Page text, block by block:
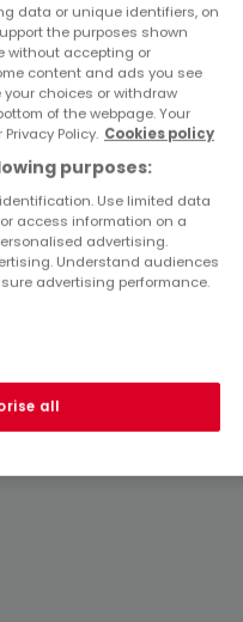
data or unique identifiers, on
the purposes shown
without accepting or
content and ads you see
choices or withdraw
of the webpage. Your
Policy. Cookies policy
purposes:
Use limited data
access information on a
advertising.
Understand audiences
advertising performance.
all